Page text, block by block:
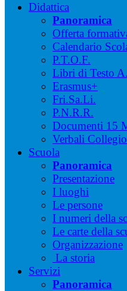
Didattica
Panoramica
Offerta
Calendario
P.T.O.F.
Libri di Testo
Erasmus+
Fri.Sa.Li.
P.N.R.R.
Documenti 15
Verbali
Scuola
Panoramica
Presentazione
I luoghi
Le persone
I numeri della
Le carte della
Organizzazione
La storia
Servizi
Panoramica